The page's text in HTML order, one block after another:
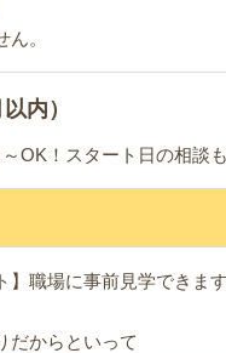
。
内）
～OK！スタート日の相談
】職場に事前見学できます
だからといって